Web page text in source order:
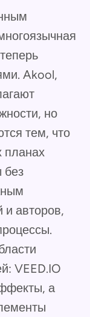
Akool,
но
тем, что
планах
без
авторов,
VEED.IO
а